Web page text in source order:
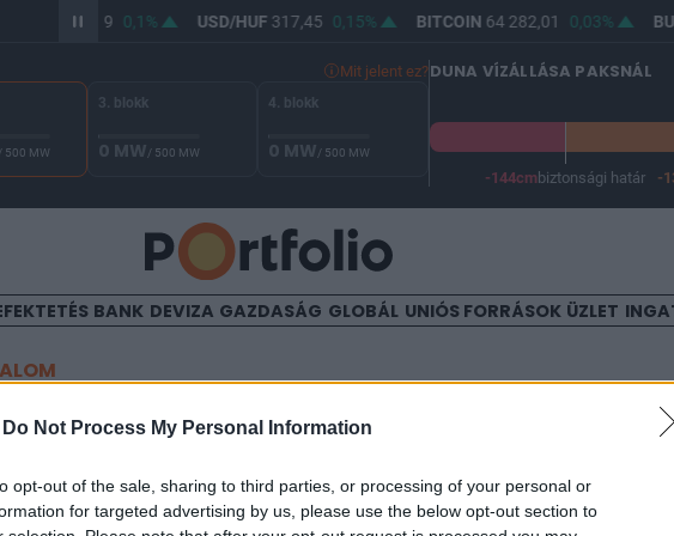
Do Not Process My Personal Information
opt-out of the sale, sharing to third parties, or processing of your personal or
for targeted advertising by us, please use the below opt-out section to
365,79 0,1% USD/HUF 317,45 0,15% BITCOIN64 282,01 0,03%
Mit jelent ez?
/ 500 MW
3. blokk
0 MW/ 500 MW
4. blokk
0 MW/ 500 MW
DUNA VÍZÁLLÁSA PAKSNÁL
-144cm biztonsági határ -
BANK DEVIZA GAZDASÁG GLOBÁL UNIÓS FORRÁSOK ÜZLET
üzletet jelentett be az olajóriás